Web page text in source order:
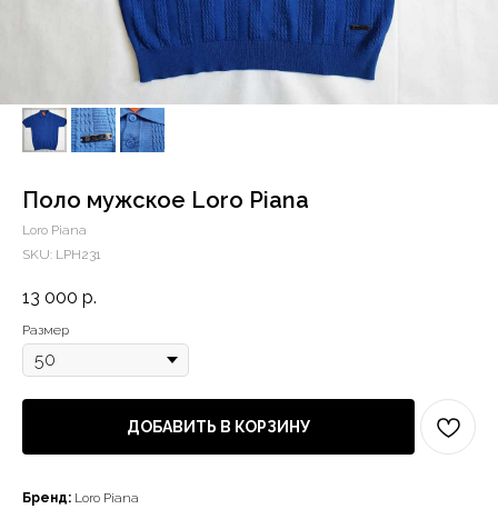
Поло мужское Loro Piana
Loro Piana
SKU: LPH231
13 000 р.
Размер
ДОБАВИТЬ В КОРЗИНУ
Бренд: Loro Piana